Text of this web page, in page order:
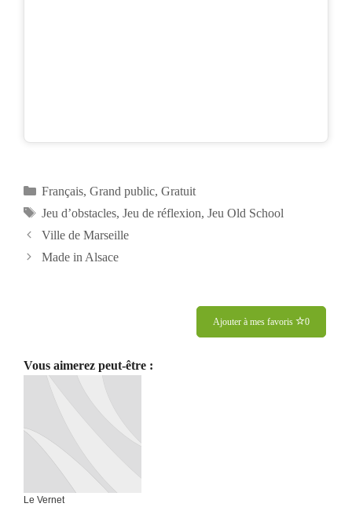
Catégories
Français, Grand public, Gratuit
Étiquettes
Jeu d’obstacles, Jeu de réflexion, Jeu Old School
Navigation
des
Ville de Marseille
Made in Alsace
Ajouter à mes favoris 0
Vous aimerez peut-être :
Le Vernet